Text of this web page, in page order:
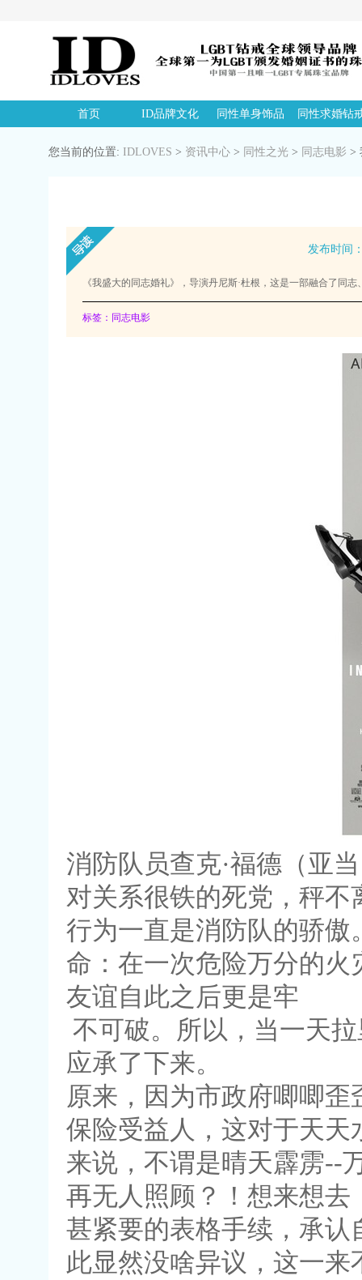
首页 ID品牌文化 同性单身饰品 同性求婚钻
您当前的位置: IDLOVES > 资讯中心 > 同性之光 > 同志电影 >
发布时间
《我盛大的同志婚礼》，导演丹尼斯·杜根，这是一部融合了同
标签：同志电影
消防队员查克·福德（亚
对关系很铁的死党，秤
行为一直是消防队的骄
命：在一次危险万分的
友谊自此之后更是牢
不可破。所以，当一天
应承了下来。
原来，因为市政府唧唧
保险受益人，这对于天
来说，不谓是晴天霹雳--
再无人照顾？！想来想
甚紧要的表格手续，承认
此显然没啥异议，这一